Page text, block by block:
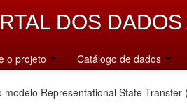
DOS
o projeto Catálogo de dados
modelo Representational State